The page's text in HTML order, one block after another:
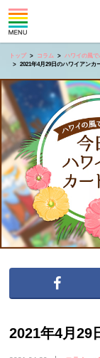
トップ コラム
ハワイの風
2021年4月29日のハワイアンカ
2021年4月29